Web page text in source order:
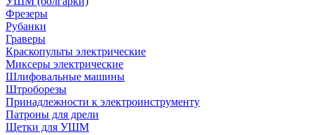
Фрезеры
Рубанки
Граверы
Краскопульты электрические
Миксеры электрические
Шлифовальные машины
Штроборезы
Принадлежности к электроинструменту
Патроны для дрели
Щетки для УШМ